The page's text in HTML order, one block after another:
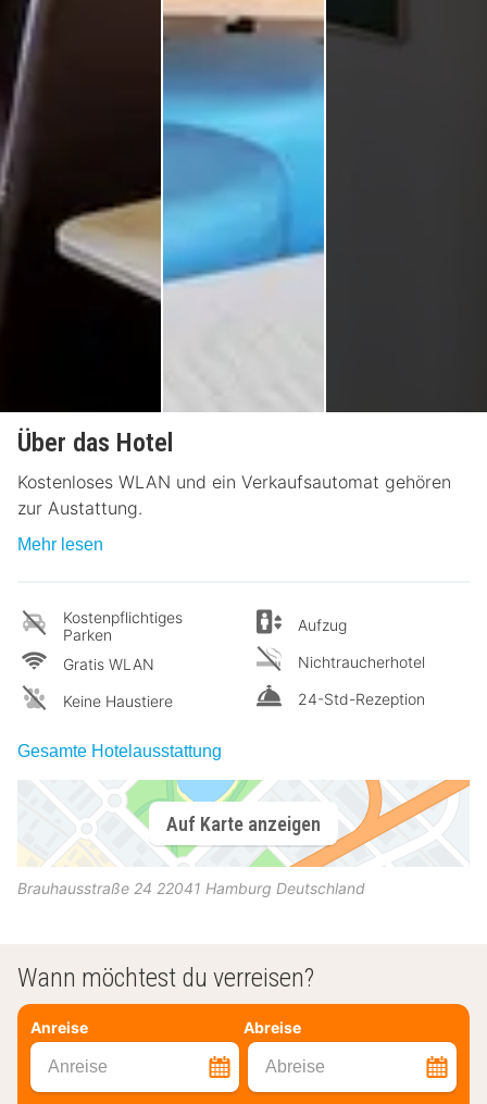
Über das Hotel
Kostenloses WLAN und ein Verkaufsautomat gehören
zur Austattung.
Mehr lesen
Kostenpflichtiges
Parken
Gratis WLAN
Keine Haustiere
Aufzug
Nichtraucherhotel
24-Std-Rezeption
Gesamte Hotelausstattung
Auf Karte anzeigen
Brauhausstraße 24 22041 Hamburg Deutschland
Wann möchtest du verreisen?
Anreise Abreise
Anreise Abreise